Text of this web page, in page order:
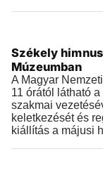
2026.02.25 |23:19
Székely
Múzeumban
A Magyar
11 órától látható
szakmai
keletkezését és
kiállítás a májusi